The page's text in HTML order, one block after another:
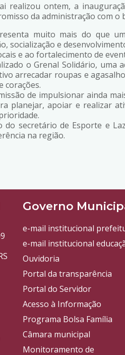
realizou ontem, a
da administração com o
muito mais do que
socialização e
e ao fortalecimento de
o Grenal Solidário, uma
arrecadar roupas e
corações.
de impulsionar ainda
planejar, apoiar e realizar
do secretário de Esporte e
na região.
Governo
e-mail institucional
e-mail institucional
Ouvidoria
Portal da transparência
Portal do Servidor
Acesso à Informação
Programa Bolsa Família
Câmara municipal
Monitoramento de